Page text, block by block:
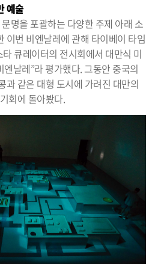
예술
명을 포괄하는 다양한 주제 아래 소
이번 비엔날레에 관해 타이베이 타임
큐레이터의 전시회에서 대만식 미
날레”라 평가했다. 그동안 중국의
과 같은 대형 도시에 가려진 대만의
회에 돌아봤다.